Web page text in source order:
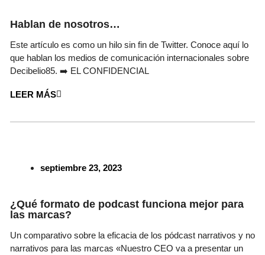
Hablan de nosotros…
Este artículo es como un hilo sin fin de Twitter. Conoce aquí lo
que hablan los medios de comunicación internacionales sobre
Decibelio85. ➡️ EL CONFIDENCIAL
LEER MÁS
septiembre 23, 2023
¿Qué formato de podcast funciona mejor para
las marcas?
Un comparativo sobre la eficacia de los pódcast narrativos y no
narrativos para las marcas «Nuestro CEO va a presentar un